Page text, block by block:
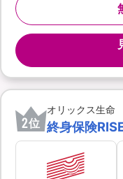
2位
オリックス生命
終身保険